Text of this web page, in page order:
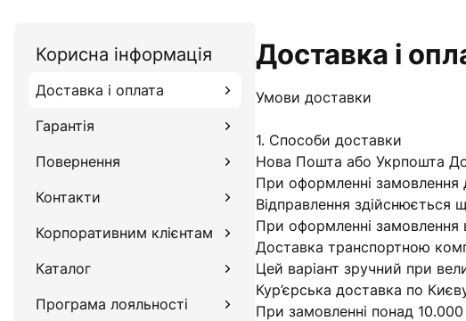
Водопостачання та Опалення
Каналізація
Підлогове опалення
Інсталяційні системи, сифони та
дренажні канали
Запірна та регулююча арматура
Радіатори опалення, конвектори
та рушникосушарки
Обладнання для котелень
Корисна інформація
Доставка і оплата
Гарантія
Повернення
Контакти
Корпоративним клієнтам
Каталог
Програма лояльності
Доставка і
Умови доставки
1. Способи доставки
Нова Пошта або Укрпошта
При оформленні замовлення
Відправлення здійснюється
При оформленні замовлення
Доставка транспортною
Цей варіант зручний при
Кур’єрська доставка по
При замовленні понад